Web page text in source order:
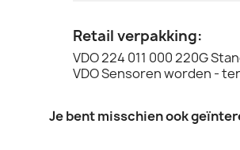
Retail verpakking:
VDO 224 011 000 220G
VDO Sensoren worden -
Je bent misschien ook